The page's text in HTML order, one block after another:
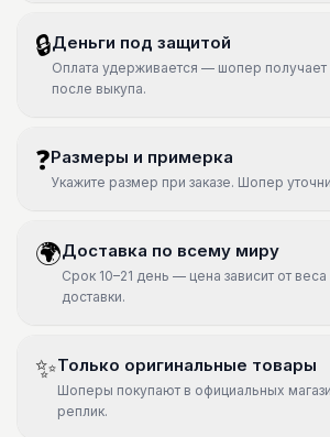
🔒Деньги под защитой
Оплата удерживается — шопер получает
после выкупа.
❓Размеры и примерка
Укажите размер при заказе. Шопер
🌍Доставка по всему миру
Срок 10–21 день — цена зависит от
доставки.
✨Только оригинальные товары
Шоперы покупают в официальных
реплик.